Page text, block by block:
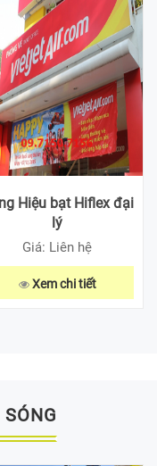
Hiệu bạt Hiflex đại
lý
Giá: Liên hệ
Xem chi tiết